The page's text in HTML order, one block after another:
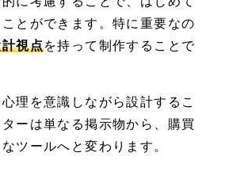
とができます。特に重要なの
視点を持って制作することで
理を意識しながら設計するこ
ーは単なる掲示物から、購買
ツールへと変わります。